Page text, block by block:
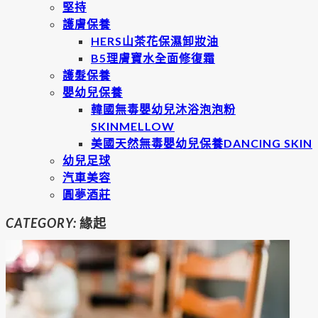
堅持
護膚保養
HERS山茶花保濕卸妝油
B5理膚寶水全面修復霜
護髮保養
嬰幼兒保養
韓國無毒嬰幼兒沐浴泡泡粉
SKINMELLOW
美國天然無毒嬰幼兒保養DANCING SKIN
幼兒足球
汽車美容
圓夢酒莊
CATEGORY: 緣起